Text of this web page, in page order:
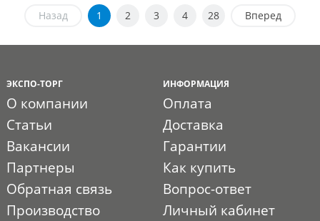
Назад 1 2 3 4 28 Вперед
ЭКСПО-ТОРГ
О компании
Статьи
Вакансии
Партнеры
Обратная связь
Производство
ИНФОРМАЦИЯ
Оплата
Доставка
Гарантии
Как купить
Вопрос-ответ
Личный кабинет